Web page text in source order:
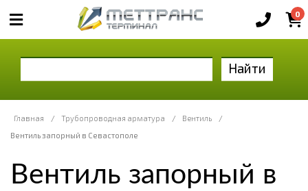
0
Найти
Главная / Трубопроводная арматура / Вентиль
/
Вентиль запорный в Севастополе
Вентиль запорный в